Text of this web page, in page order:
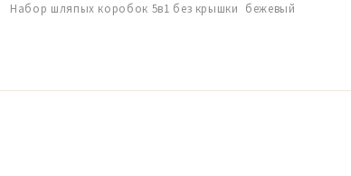
Набор шляпых коробок 5в1 без крышки бежевый